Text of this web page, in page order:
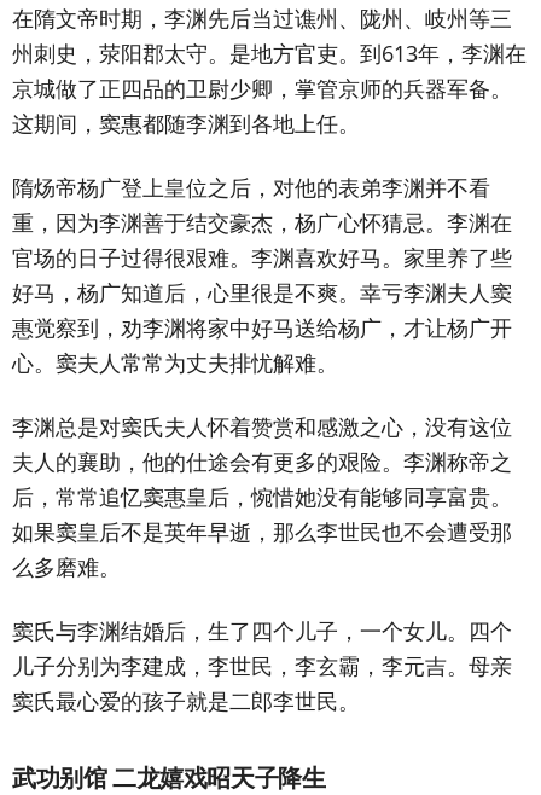
在隋文帝时期，李渊先后当过谯州、陇州、岐州等三
州刺史，荥阳郡太守。是地方官吏。到613年，李渊在
京城做了正四品的卫尉少卿，掌管京师的兵器军备。
这期间，窦惠都随李渊到各地上任。
隋炀帝杨广登上皇位之后，对他的表弟李渊并不看
重，因为李渊善于结交豪杰，杨广心怀猜忌。李渊在
官场的日子过得很艰难。李渊喜欢好马。家里养了些
好马，杨广知道后，心里很是不爽。幸亏李渊夫人窦
惠觉察到，劝李渊将家中好马送给杨广，才让杨广开
心。窦夫人常常为丈夫排忧解难。
李渊总是对窦氏夫人怀着赞赏和感激之心，没有这位
夫人的襄助，他的仕途会有更多的艰险。李渊称帝之
后，常常追忆窦惠皇后，惋惜她没有能够同享富贵。
如果窦皇后不是英年早逝，那么李世民也不会遭受那
么多磨难。
窦氏与李渊结婚后，生了四个儿子，一个女儿。四个
儿子分别为李建成，李世民，李玄霸，李元吉。母亲
窦氏最心爱的孩子就是二郎李世民。
武功别馆 二龙嬉戏昭天子降生